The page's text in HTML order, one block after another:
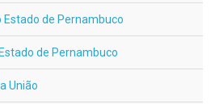
Estado de Pernambuco
de Pernambuco
União